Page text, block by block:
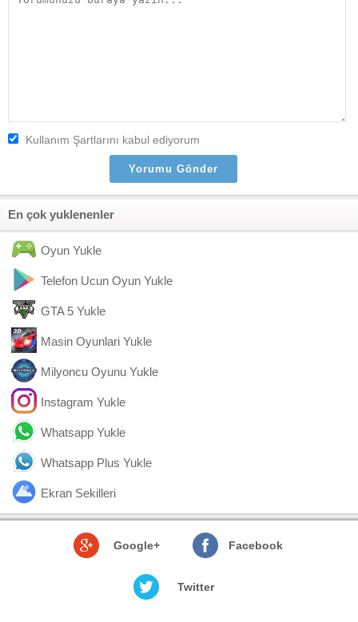
Kullanım Şartlarını kabul ediyorum
En çok yuklenenler
Oyun Yukle
Telefon Ucun Oyun Yukle
GTA 5 Yukle
Masin Oyunlari Yukle
Milyoncu Oyunu Yukle
Instagram Yukle
Whatsapp Yukle
Whatsapp Plus Yukle
Ekran Sekilleri
Google+ Facebook
Twitter